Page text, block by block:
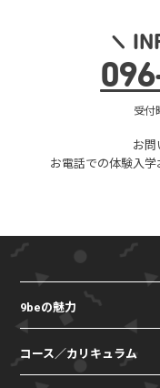
096
受付
お問
お電話での体験入学
9beの魅力
コース／カリキュラム